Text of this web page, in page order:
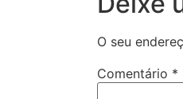
O seu
Comentário *